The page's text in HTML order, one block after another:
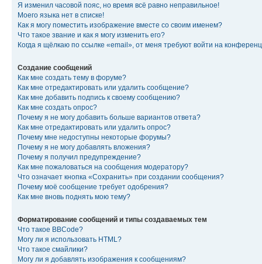
Я изменил часовой пояс, но время всё равно неправильное!
Моего языка нет в списке!
Как я могу поместить изображение вместе со своим именем?
Что такое звание и как я могу изменить его?
Когда я щёлкаю по ссылке «email», от меня требуют войти на
Создание сообщений
Как мне создать тему в форуме?
Как мне отредактировать или удалить сообщение?
Как мне добавить подпись к своему сообщению?
Как мне создать опрос?
Почему я не могу добавить больше вариантов ответа?
Как мне отредактировать или удалить опрос?
Почему мне недоступны некоторые форумы?
Почему я не могу добавлять вложения?
Почему я получил предупреждение?
Как мне пожаловаться на сообщения модератору?
Что означает кнопка «Сохранить» при создании сообщения?
Почему моё сообщение требует одобрения?
Как мне вновь поднять мою тему?
Форматирование сообщений и типы создаваемых тем
Что такое BBCode?
Могу ли я использовать HTML?
Что такое смайлики?
Могу ли я добавлять изображения к сообщениям?